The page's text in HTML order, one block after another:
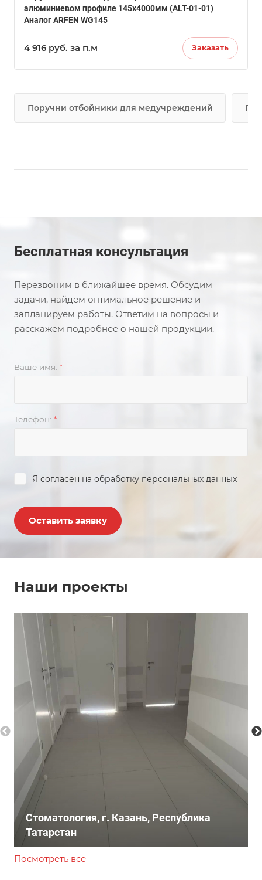
алюминиевом профиле 145х4000мм (ALT-01-01)
Аналог ARFEN WG145
4 916 руб. за п.м Заказать
Поручни отбойники для медучреждений
Бесплатная консультация
Перезвоним в ближайшее время. Обсудим
задачи, найдем оптимальное решение и
запланируем работы. Ответим на вопросы и
расскажем подробнее о нашей продукции.
Ваше имя: *
Телефон: *
Я согласен на обработку персональных данных
Оставить заявку
Наши проекты
Стоматология, г. Казань, Республика
Татарстан
Посмотреть все